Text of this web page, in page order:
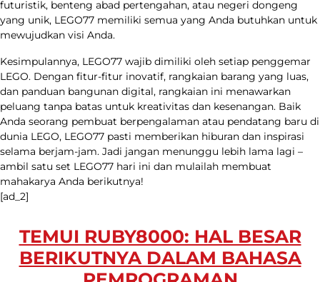
futuristik, benteng abad pertengahan, atau negeri dongeng
yang unik, LEGO77 memiliki semua yang Anda butuhkan untuk
mewujudkan visi Anda.
Kesimpulannya, LEGO77 wajib dimiliki oleh setiap penggemar
LEGO. Dengan fitur-fitur inovatif, rangkaian barang yang luas,
dan panduan bangunan digital, rangkaian ini menawarkan
peluang tanpa batas untuk kreativitas dan kesenangan. Baik
Anda seorang pembuat berpengalaman atau pendatang baru di
dunia LEGO, LEGO77 pasti memberikan hiburan dan inspirasi
selama berjam-jam. Jadi jangan menunggu lebih lama lagi –
ambil satu set LEGO77 hari ini dan mulailah membuat
mahakarya Anda berikutnya!
[ad_2]
TEMUI RUBY8000: HAL BESAR
BERIKUTNYA DALAM BAHASA